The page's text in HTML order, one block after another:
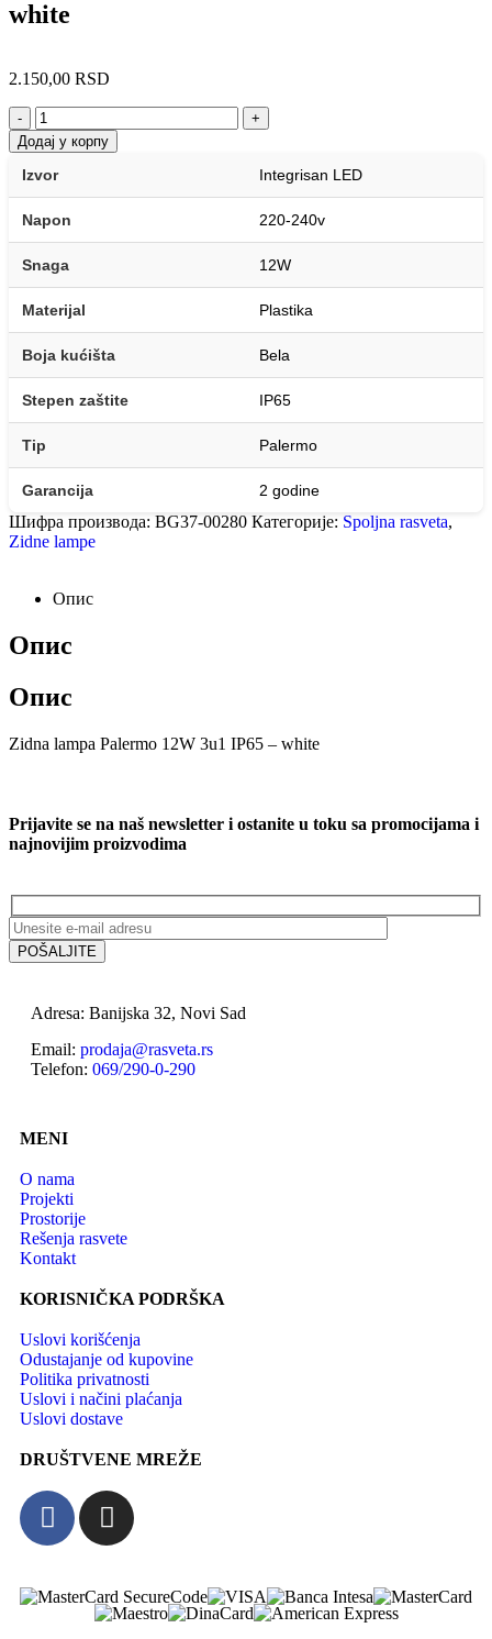
white
2.150,00 RSD
-
+
Додај у корпу
Izvor Integrisan LED
Napon 220-240v
Snaga 12W
Materijal Plastika
Boja kućišta Bela
Stepen zaštite IP65
Tip Palermo
Garancija 2 godine
Шифра производа: BG37-00280 Категорије: Spoljna rasveta,
Zidne lampe
Опис
Опис
Опис
Zidna lampa Palermo 12W 3u1 IP65 – white
Prijavite se na naš newsletter i ostanite u toku sa promocijama i
najnovijim proizvodima
Adresa: Banijska 32, Novi Sad
Email: prodaja@rasveta.rs
Telefon: 069/290-0-290
MENI
O nama
Projekti
Prostorije
Rešenja rasvete
Kontakt
KORISNIČKA PODRŠKA
Uslovi korišćenja
Odustajanje od kupovine
Politika privatnosti
Uslovi i načini plaćanja
Uslovi dostave
DRUŠTVENE MREŽE